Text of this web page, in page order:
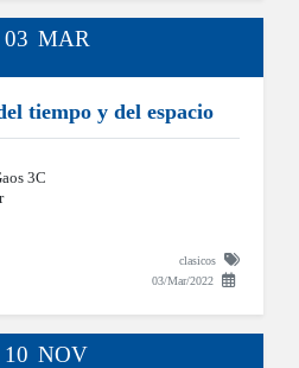
03 MAR
tiempo y del espacio
3C
clasicos
03/Mar/2022
10 NOV